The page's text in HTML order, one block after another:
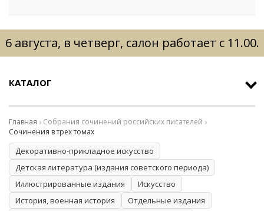
6 августа, в четверг, салон работает с 11.00.
КАТАЛОГ
Главная
Собрания сочинений российских писателей
Сочинения в трех томах
Декоративно-прикладное искусство
Детская литература (издания советского периода)
Иллюстрированные издания
Искусство
История, военная история
Отдельные издания